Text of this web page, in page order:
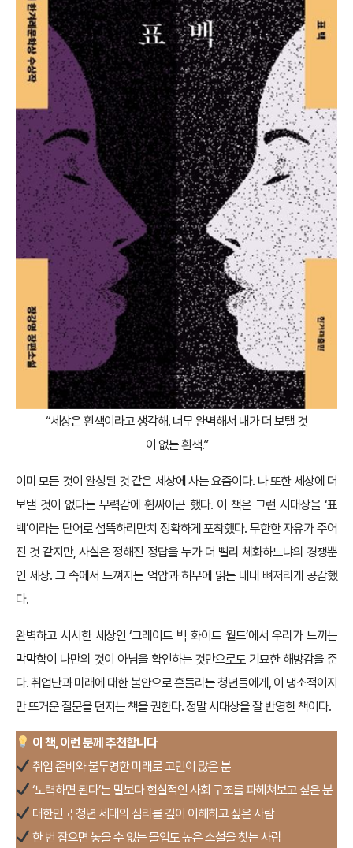
“세상은 흰색이라고 생각해. 너무 완벽해서 내가 더 보탤 것
이 없는 흰색.”
이미 모든 것이 완성된 것 같은 세상에 사는 요즘이다. 나 또한 세상에 더
보탤 것이 없다는 무력감에 휩싸이곤 했다. 이 책은 그런 시대상을 ‘표
백’이라는 단어로 섬뜩하리만치 정확하게 포착했다. 무한한 자유가 주어
진 것 같지만, 사실은 정해진 정답을 누가 더 빨리 체화하느냐의 경쟁뿐
인 세상. 그 속에서 느껴지는 억압과 허무에 읽는 내내 뼈저리게 공감했
다.
완벽하고 시시한 세상인 ‘그레이트 빅 화이트 월드’에서 우리가 느끼는
막막함이 나만의 것이 아님을 확인하는 것만으로도 기묘한 해방감을 준
다. 취업난과 미래에 대한 불안으로 흔들리는 청년들에게, 이 냉소적이지
만 뜨거운 질문을 던지는 책을 권한다. 정말 시대상을 잘 반영한 책이다.
이 책, 이런 분께 추천합니다
취업 준비와 불투명한 미래로 고민이 많은 분
‘노력하면 된다’는 말보다 현실적인 사회 구조를 파헤쳐보고 싶은 분
대한민국 청년 세대의 심리를 깊이 이해하고 싶은 사람
한 번 잡으면 놓을 수 없는 몰입도 높은 소설을 찾는 사람